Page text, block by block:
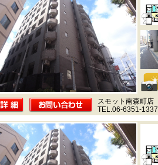
スモット南森町店
TEL.06-6351-1337